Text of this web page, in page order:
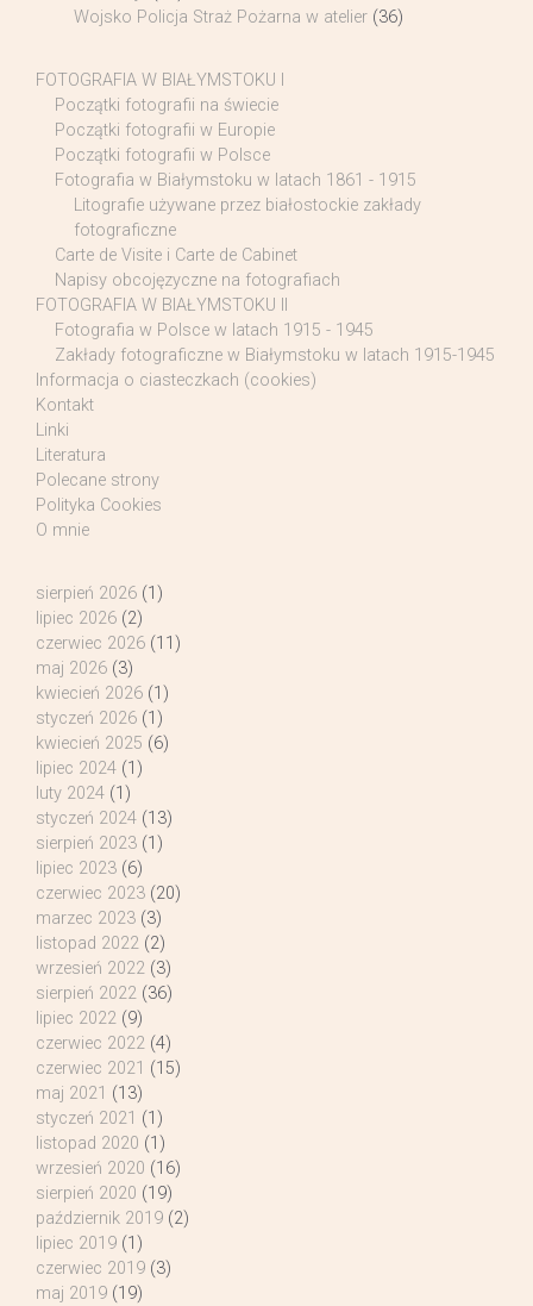
Wojsko Policja Straż Pożarna w atelier (36)
FOTOGRAFIA W BIAŁYMSTOKU I
Początki fotografii na świecie
Początki fotografii w Europie
Początki fotografii w Polsce
Fotografia w Białymstoku w latach 1861 - 1915
Litografie używane przez białostockie zakłady
fotograficzne
Carte de Visite i Carte de Cabinet
Napisy obcojęzyczne na fotografiach
FOTOGRAFIA W BIAŁYMSTOKU II
Fotografia w Polsce w latach 1915 - 1945
Zakłady fotograficzne w Białymstoku w latach 1915-1945
Informacja o ciasteczkach (cookies)
Kontakt
Linki
Literatura
Polecane strony
Polityka Cookies
O mnie
sierpień 2026 (1)
lipiec 2026 (2)
czerwiec 2026 (11)
maj 2026 (3)
kwiecień 2026 (1)
styczeń 2026 (1)
kwiecień 2025 (6)
lipiec 2024 (1)
luty 2024 (1)
styczeń 2024 (13)
sierpień 2023 (1)
lipiec 2023 (6)
czerwiec 2023 (20)
marzec 2023 (3)
listopad 2022 (2)
wrzesień 2022 (3)
sierpień 2022 (36)
lipiec 2022 (9)
czerwiec 2022 (4)
czerwiec 2021 (15)
maj 2021 (13)
styczeń 2021 (1)
listopad 2020 (1)
wrzesień 2020 (16)
sierpień 2020 (19)
październik 2019 (2)
lipiec 2019 (1)
czerwiec 2019 (3)
maj 2019 (19)